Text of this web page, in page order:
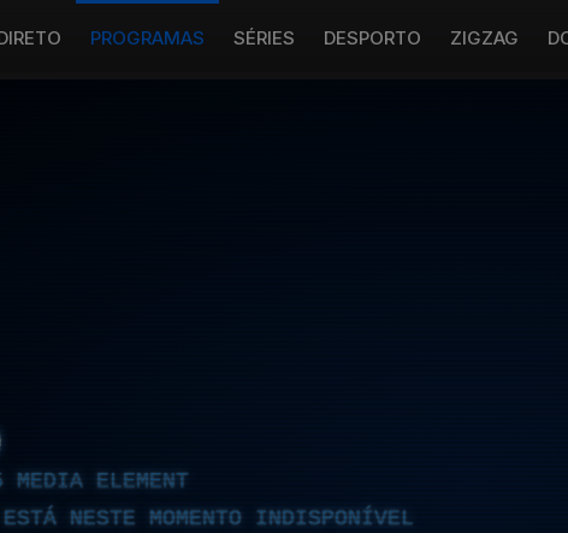
PROGRAMAS SÉRIES DESPORTO ZIGZAG
MEDIA ELEMENT
ESTÁ NESTE MOMENTO INDISPONÍVEL